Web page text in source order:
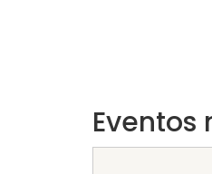
Eventos